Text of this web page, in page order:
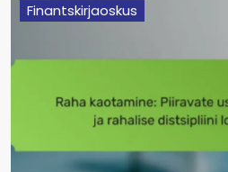
Finantskirjaoskus